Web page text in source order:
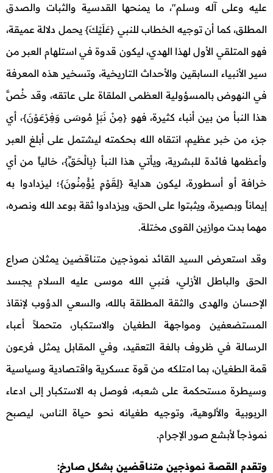
عليه وعلى آله وسلم"، ما يمنحها القدسية والثبات والصدق
المطلق، كما أن توجيه الخطاب للنبي {عَلَيْكَ} يحمل دلالة عميقة،
فهو المتلقي الأول لهذا الهدي، ليكون قدوة في استلهام العبر من
سير الأنبياء السابقين والأحداث التاريخية، وتسخير هذه المعرفة
في النهوض بالمسؤولية العظمى الملقاة على عاتقه، وقد خُصَّ
هذا النبأ من بين أنباء كثيرة، فهو {مِنْ نَبَإِ مُوسَى وَفِرْعَوْنَ}، أي
جزء من خبر عظيم، انتقاه الله بحكمته ليشتمل على أبلغ العبر
وأعظمها فائدة للبشرية، ويأتي هذا النبأ {بِالْحَقِّ}، خالياً من أي
خرافة أو أسطورة، ليكون هداية {لِقَوْمٍ يُؤْمِنُونَ}؛ ليزدادوا به
إيماناً وبصيرة، ويثبتوا على الحق، ويزدادوا ثقة بوعد الله ونصره،
مهما بدت موازين القوى مختلة.
وقد استعرض السيد القائد نموذجين متناقضين يمثلان صراع
الحق والباطل الأزلي، فنبي الله موسى عليه السلام يجسد
الإحسان والهدى والثقة المطلقة بالله، والسعي الدؤوب لإنقاذ
المستضعفين ومواجهة الطغيان والاستكبار، متحملاً أعباء
الرسالة في ظروف بالغة التعقيد، وفي المقابل يمثل فرعون
قمة الطغيان، بما امتلكه من قوة عسكرية واقتصادية وسياسية
وسيطرة مستحكمة على شعبه، فوصل به الاستكبار إلى ادعاء
الربوبية والألوهية، وتوجيه طغيانه نحو حياة الناس، ليصبح
نموذجاً لأبشع صور الإجرام.
وتقدم القصة نموذجين متناقضين بشكل صارخ: